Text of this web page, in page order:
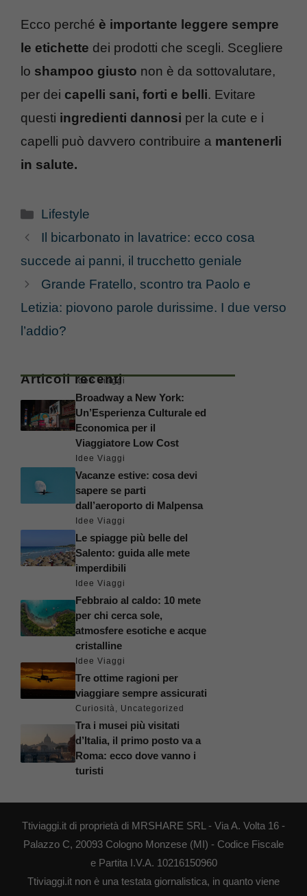
Ecco perché è importante leggere sempre
le etichette dei prodotti che scegli. Scegliere
lo shampoo giusto non è da sottovalutare,
per dei capelli sani, forti e belli. Evitare
questi ingredienti dannosi per la cute e i
capelli può davvero contribuire a mantenerli
in salute.
Categorie
Lifestyle
Il bicarbonato in lavatrice: ecco cosa
succede ai panni, il trucchetto geniale
Grande Fratello, scontro tra Paolo e
Letizia: piovono parole durissime. I due verso
l’addio?
Articoli recenti
Idee Viaggi
Broadway a New York:
Un’Esperienza Culturale ed
Economica per il
Viaggiatore Low Cost
Idee Viaggi
Vacanze estive: cosa devi
sapere se parti
dall’aeroporto di Malpensa
Idee Viaggi
Le spiagge più belle del
Salento: guida alle mete
imperdibili
Idee Viaggi
Febbraio al caldo: 10 mete
per chi cerca sole,
atmosfere esotiche e acque
cristalline
Idee Viaggi
Tre ottime ragioni per
viaggiare sempre assicurati
Curiosità, Uncategorized
Tra i musei più visitati
d’Italia, il primo posto va a
Roma: ecco dove vanno i
turisti
Ttiviaggi.it di proprietà di MRSHARE SRL - Via A. Volta 16 -
Palazzo C, 20093 Cologno Monzese (MI) - Codice Fiscale
e Partita I.V.A. 10216150960
Ttiviaggi.it non è una testata giornalistica, in quanto viene